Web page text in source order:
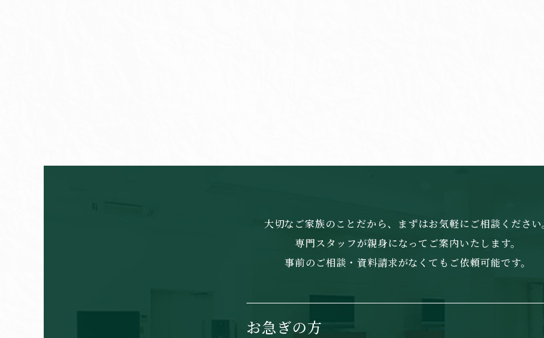
大切なご家族のことだから、まずはお気軽にご相談くださ
専門スタッフが親身になってご案内いたします。
事前のご相談・資料請求がなくてもご依頼可能です。
お急ぎの方